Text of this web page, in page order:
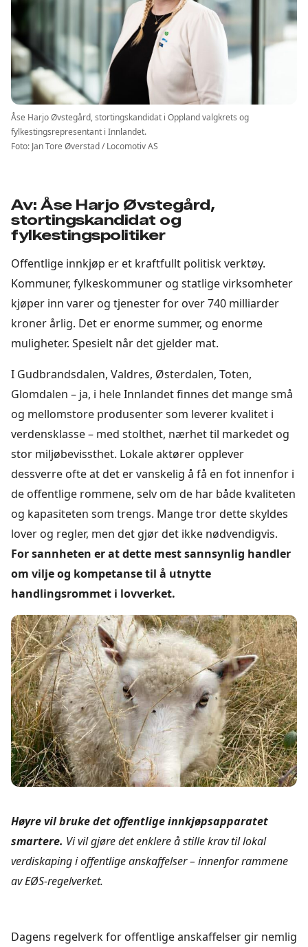
Åse Harjo Øvstegård, stortingskandidat i Oppland valgkrets og
fylkestingsrepresentant i Innlandet.
Foto: Jan Tore Øverstad / Locomotiv AS
Av: Åse Harjo Øvstegård,
stortingskandidat og
fylkestingspolitiker
Offentlige innkjøp er et kraftfullt politisk verktøy.
Kommuner, fylkeskommuner og statlige virksomheter
kjøper inn varer og tjenester for over 740 milliarder
kroner årlig. Det er enorme summer, og enorme
muligheter. Spesielt når det gjelder mat.
I Gudbrandsdalen, Valdres, Østerdalen, Toten,
Glomdalen – ja, i hele Innlandet finnes det mange små
og mellomstore produsenter som leverer kvalitet i
verdensklasse – med stolthet, nærhet til markedet og
stor miljøbevissthet. Lokale aktører opplever
dessverre ofte at det er vanskelig å få en fot innenfor i
de offentlige rommene, selv om de har både kvaliteten
og kapasiteten som trengs. Mange tror dette skyldes
lover og regler, men det gjør det ikke nødvendigvis.
For sannheten er at dette mest sannsynlig handler
om vilje og kompetanse til å utnytte
handlingsrommet i lovverket.
Høyre vil bruke det offentlige innkjøpsapparatet
smartere. Vi vil gjøre det enklere å stille krav til lokal
verdiskaping i offentlige anskaffelser – innenfor rammene
av EØS-regelverket.
Dagens regelverk for offentlige anskaffelser gir nemlig